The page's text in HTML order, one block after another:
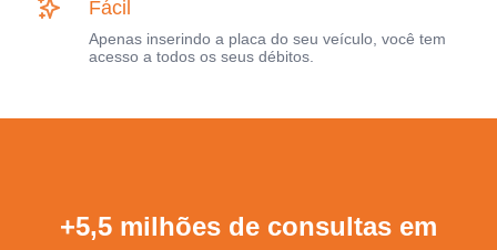
Fácil
Apenas inserindo a placa do seu veículo, você tem
acesso a todos os seus débitos.
+5,5 milhões de consultas em